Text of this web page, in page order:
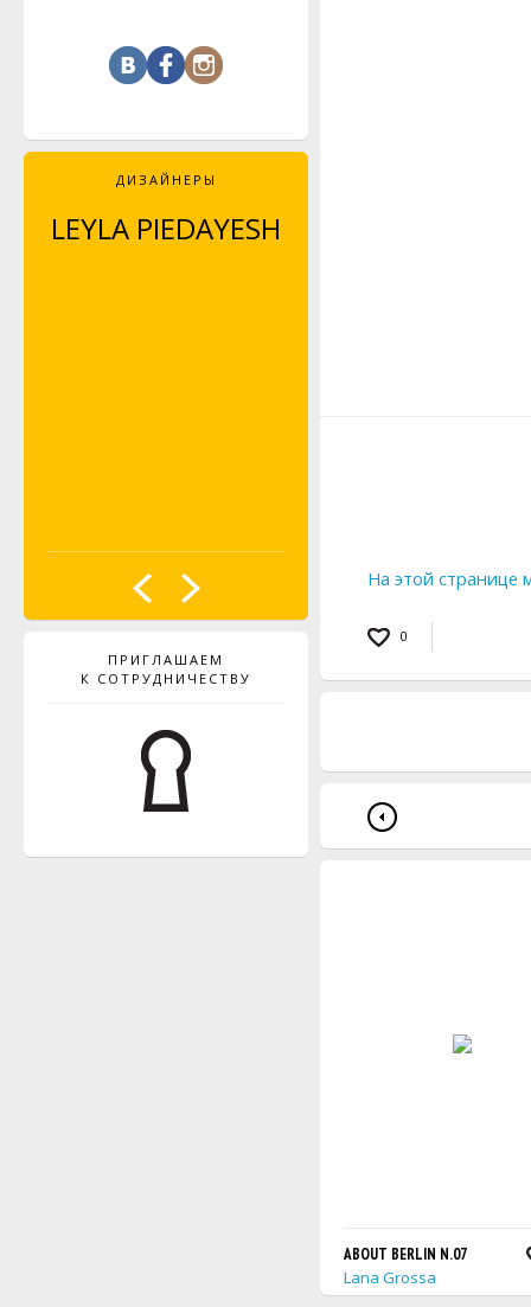
ДИЗАЙНЕРЫ
LEYLA PIEDAYESH
ПРИГЛАШАЕМ
К СОТРУДНИЧЕСТВУ
На этой странице
0
ABOUT BERLIN N.07
Lana Grossa